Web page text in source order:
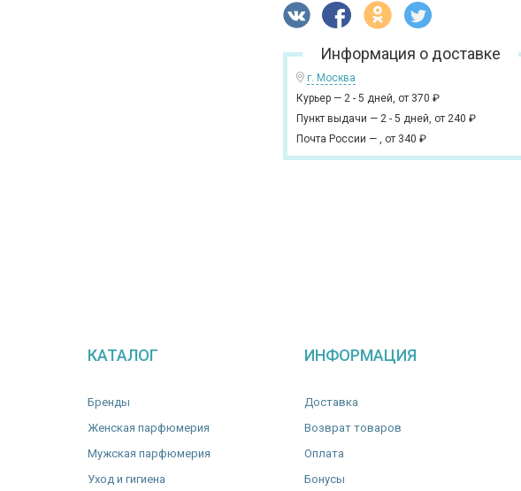
Информация о доставке
г. Москва
Курьер — 2 - 5 дней, от 370 ₽
Пункт выдачи — 2 - 5 дней, от 240 ₽
Почта России — , от 340 ₽
КАТАЛОГ
Бренды
Женская парфюмерия
Мужская парфюмерия
Уход и гигиена
ИНФОРМАЦИЯ
Доставка
Возврат товаров
Оплата
Бонусы